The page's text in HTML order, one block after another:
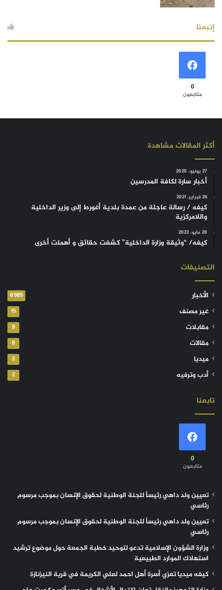
إتبعنا
0
متابعون
أكثر المقالات مشاهدة
27 يونيو، 2020
أخبار سارة لكافة المدرسين
26 فبراير، 2021
كيفه / رسالة عاجلة من عمدة بلدية أغورط إلى وزير الداخلية
واللامركزية
20 مايو، 2022
كيفه/ “وثيقة وزارة الداخلية” كشفت حقائق و أهملت أخرى
التصنيفات
الأخبار 6٬985
غير مصنف 15
مقابلات 9
مقالات 8
ميديا 2
أدب وترفيه 2
تابعنا
0
متابعون
تعيين ولد داهي رئيساً للجنة الوطنية لحقوق الإنسان بموجب مرسوم
رئاسي
تعيين ولد داهي رئيساً للجنة الوطنية لحقوق الإنسان بموجب مرسوم
رئاسي
وزارة الشؤون الإسلامية تدعو لتوحيد خطبة الجمعة حول موضوع ترشيد
استهلاك الموارد الطبيعية
كيفه ميديا تعزي أسرة أهل احمد لعلي الكريمة في قرية النيزنازة